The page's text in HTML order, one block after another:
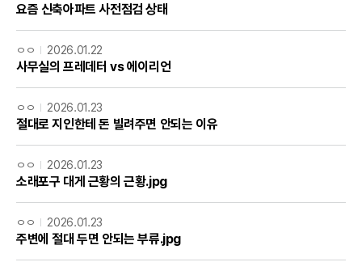
요즘 신축아파트 사전점검 상태
ㅇㅇ 2026.01.22
사무실의 프레데터 vs 에이리언
ㅇㅇ 2026.01.23
절대로 지인한테 돈 빌려주면 안되는 이유
ㅇㅇ 2026.01.23
소래포구 대게 근황의 근황.jpg
ㅇㅇ 2026.01.23
주변에 절대 두면 안되는 부류.jpg